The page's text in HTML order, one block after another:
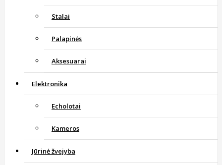
Stalai
Palapinės
Aksesuarai
Elektronika
Echolotai
Kameros
Jūrinė žvejyba